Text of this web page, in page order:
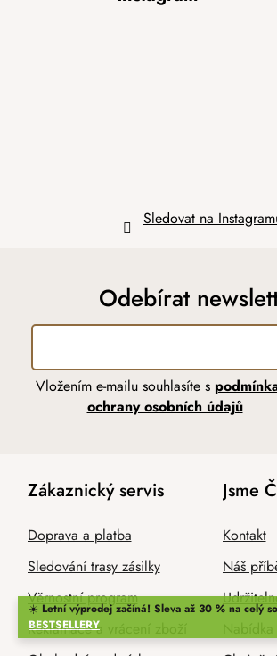
☀️ Letní výprodej začíná! Sleva až 30 % na celý
BESTSELLERY
Sledovat na
Odebírat
Vložením e-mailu souhlasíte s
ochrany osobních údajů
Zákaznický servis
Doprava a platba
Sledování trasy zásilky
Věrnostní program
Reklamace a vrácení zboží
Jsme
Kontakt
Náš